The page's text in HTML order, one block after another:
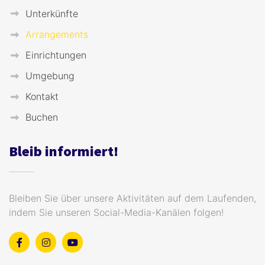
Unterkünfte
Arrangements
Einrichtungen
Umgebung
Kontakt
Buchen
Bleib informiert!
Bleiben Sie über unsere Aktivitäten auf dem Laufenden,
indem Sie unseren Social-Media-Kanälen folgen!